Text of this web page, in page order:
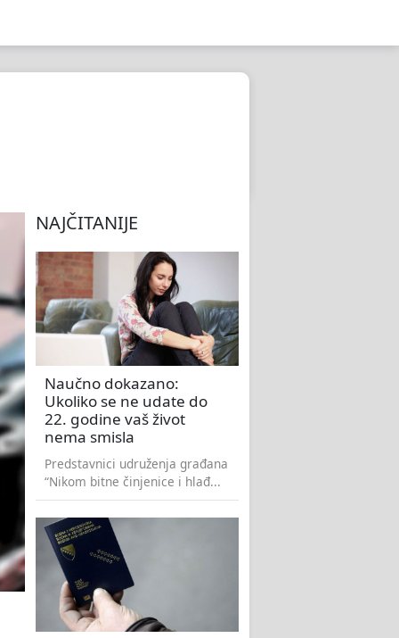
NAJČITANIJE
Naučno dokazano:
Ukoliko se ne udate do
22. godine vaš život
nema smisla
Predstavnici udruženja građana
“Nikom bitne činjenice i hlađ...